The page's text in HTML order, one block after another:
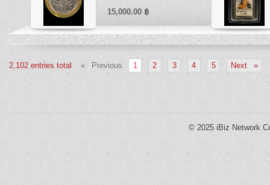
15,000.00 ฿
2,102 entries total « Previous 1 2 3 4 5 Next »
© 2025 iBiz Network